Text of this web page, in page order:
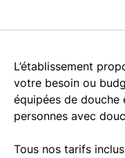
L’établissement
votre besoin ou
équipées de douche
personnes avec
Tous nos tarifs